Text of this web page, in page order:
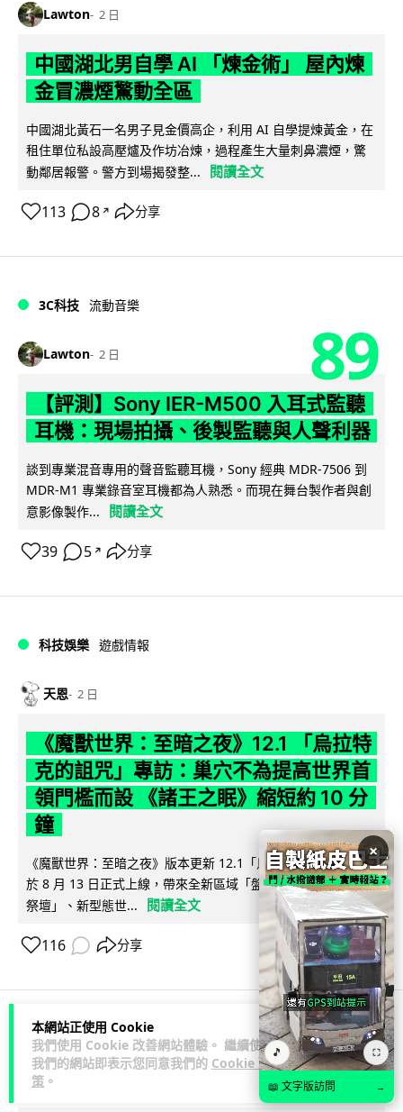
本網站正使用 Cookie
我們使用 Cookie 改善網站體驗。 繼續使用
我們的網站即表示您同意我們的 Cookie 政
策 。
Lawton 2 日
中國湖北男自學 AI 「煉金術」 屋內煉
金冒濃煙驚動全區
中國湖北黃石一名男子見金價高企，利用 AI 自學提煉黃金，在
租住單位私設高壓爐及作坊冶煉，過程產生大量刺鼻濃煙，驚
動鄰居報警。警方到場揭發整...
閱讀全文
113 8 ↗ 分享
3C科技 流動音樂
Lawton 2 日 89
【評測】Sony IER-M500 入耳式監聽
耳機：現場拍攝、後製監聽與人聲利器
談到專業混音專用的聲音監聽耳機，Sony 經典 MDR-7506 到
MDR-M1 專業錄音室耳機都為人熟悉。而現在舞台製作者與創
意影像製作...
閱讀全文
39 5 ↗ 分享
科技娛樂 遊戲情報
天恩 2 日
《魔獸世界：至暗之夜》12.1 「烏拉特
克的詛咒」專訪：巢穴不為提高世界首
領門檻而設 《諸王之眠》縮短約 10 分
鐘
《魔獸世界：至暗之夜》版本更新 12.1「烏拉特克的詛咒」將
於 8 月 13 日正式上線，帶來全新區域「盤蛇島」、地城「毒牙
祭壇」、新型態世...
閱讀全文
116 分享
科技娛樂 遊戲情報
Lawton
×
🎵 ⛶
📖 文字版訪問 →